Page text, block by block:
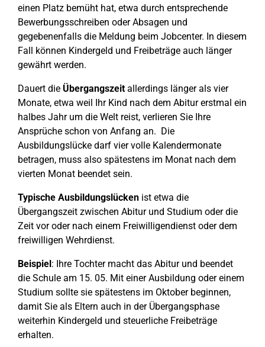
einen Platz bemüht hat, etwa durch entsprechende
Bewerbungsschreiben oder Absagen und
gegebenenfalls die Meldung beim Jobcenter. In diesem
Fall können Kindergeld und Freibeträge auch länger
gewährt werden.
Dauert die Übergangszeitallerdings länger als vier
Monate, etwa weil Ihr Kind nach dem Abitur erstmal ein
halbes Jahr um die Welt reist, verlieren Sie Ihre
Ansprüche schon von Anfang an. Die
Ausbildungslücke darf vier volle Kalendermonate
betragen, muss also spätestens im Monat nach dem
vierten Monat beendet sein.
Typische Ausbildungslücken ist etwa die
Übergangszeit zwischen Abitur und Studium oder die
Zeit vor oder nach einem Freiwilligendienst oder dem
freiwilligen Wehrdienst.
Beispiel: Ihre Tochter macht das Abitur und beendet
die Schule am 15. 05. Mit einer Ausbildung oder einem
Studium sollte sie spätestens im Oktober beginnen,
damit Sie als Eltern auch in der Übergangsphase
weiterhin Kindergeld und steuerliche Freibeträge
erhalten.